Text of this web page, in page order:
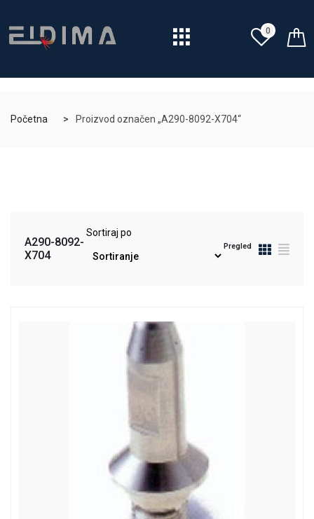
0
Početna Proizvod označen „A290-8092-X704“
A290-8092-
X704
Sortiraj po
Pregled